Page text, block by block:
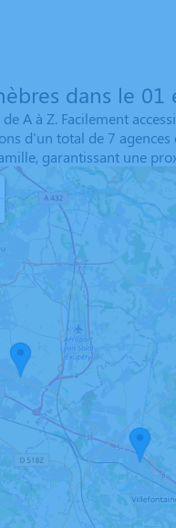
dans le 01
A à Z. Facilement
d'un total de 7
garantissant une